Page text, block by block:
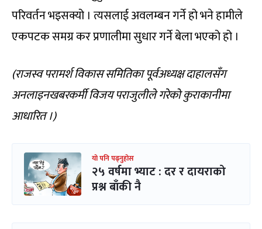
परिवर्तन भइसक्यो । त्यसलाई अवलम्बन गर्ने हो भने हामीले
एकपटक समग्र कर प्रणालीमा सुधार गर्ने बेला भएको हो ।
(राजस्व परामर्श विकास समितिका पूर्वअध्यक्ष दाहालसँग
अनलाइनखबरकर्मी विजय पराजुलीले गरेको कुराकानीमा
आधारित ।)
यो पनि पढ्नुहोस
२५ वर्षमा भ्याट : दर र दायराको
प्रश्न बाँकी नै